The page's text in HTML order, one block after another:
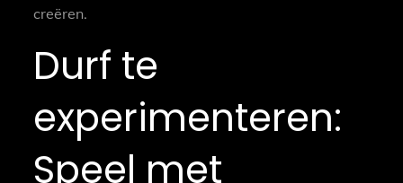
creëren.
Durf te
experimenteren:
Speel met